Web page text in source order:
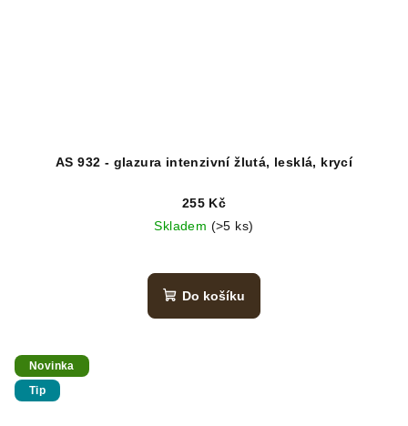
AS 932 - glazura intenzivní žlutá, lesklá, krycí
255 Kč
Skladem (>5 ks)
Do košíku
Novinka
Tip